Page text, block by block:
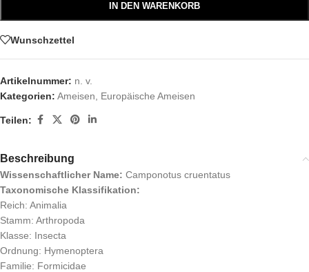
IN DEN WARENKORB
Wunschzettel
Artikelnummer: n. v.
Kategorien: Ameisen Europäische Ameisen
Teilen:
Beschreibung
Wissenschaftlicher Name: Camponotus cruentatus
Taxonomische Klassifikation:
Reich: Animalia
Stamm: Arthropoda
Klasse: Insecta
Ordnung: Hymenoptera
Familie: Formicidae